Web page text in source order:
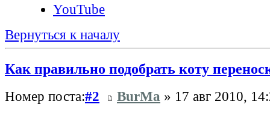
YouTube
Вернуться к началу
Как правильно подобрать коту
Номер поста:#2 BurMa » 17 авг 2010,